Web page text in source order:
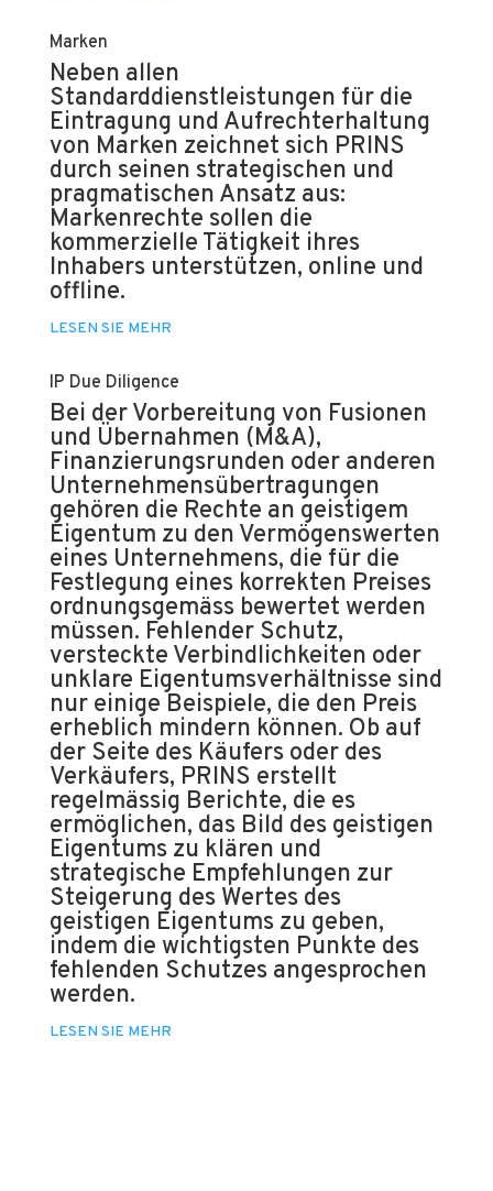
Marken
Neben allen
Standarddienstleistungen für die
Eintragung und Aufrechterhaltung
von Marken zeichnet sich PRINS
durch seinen strategischen und
pragmatischen Ansatz aus:
Markenrechte sollen die
kommerzielle Tätigkeit ihres
Inhabers unterstützen, online und
offline.
LESEN SIE MEHR
IP Due Diligence
Bei der Vorbereitung von Fusionen
und Übernahmen (M&A),
Finanzierungsrunden oder anderen
Unternehmensübertragungen
gehören die Rechte an geistigem
Eigentum zu den Vermögenswerten
eines Unternehmens, die für die
Festlegung eines korrekten Preises
ordnungsgemäss bewertet werden
müssen. Fehlender Schutz,
versteckte Verbindlichkeiten oder
unklare Eigentumsverhältnisse sind
nur einige Beispiele, die den Preis
erheblich mindern können. Ob auf
der Seite des Käufers oder des
Verkäufers, PRINS erstellt
regelmässig Berichte, die es
ermöglichen, das Bild des geistigen
Eigentums zu klären und
strategische Empfehlungen zur
Steigerung des Wertes des
geistigen Eigentums zu geben,
indem die wichtigsten Punkte des
fehlenden Schutzes angesprochen
werden.
LESEN SIE MEHR